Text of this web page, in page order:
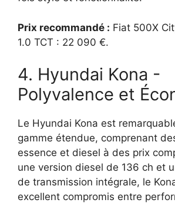
Prix recommandé : Fiat 500X
1.0 TCT : 22 090 €.
4. Hyundai Kona -
Polyvalence et
Le Hyundai Kona est
gamme étendue, comprenant
essence et diesel à des prix
une version diesel de 136 ch et
de transmission intégrale, le
excellent compromis entre